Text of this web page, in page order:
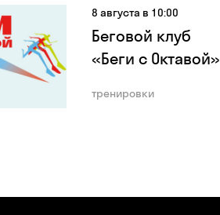
8 августа в 10:00
Беговой клуб
«Беги с Октавой»
тренировки